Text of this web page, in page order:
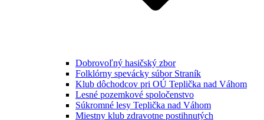
Dobrovoľný hasičský zbor
Folklórny spevácky súbor Straník
Klub dôchodcov pri OÚ Teplička nad Váhom
Lesné pozemkové spoločenstvo
Súkromné lesy Teplička nad Váhom
Miestny klub zdravotne postihnutých